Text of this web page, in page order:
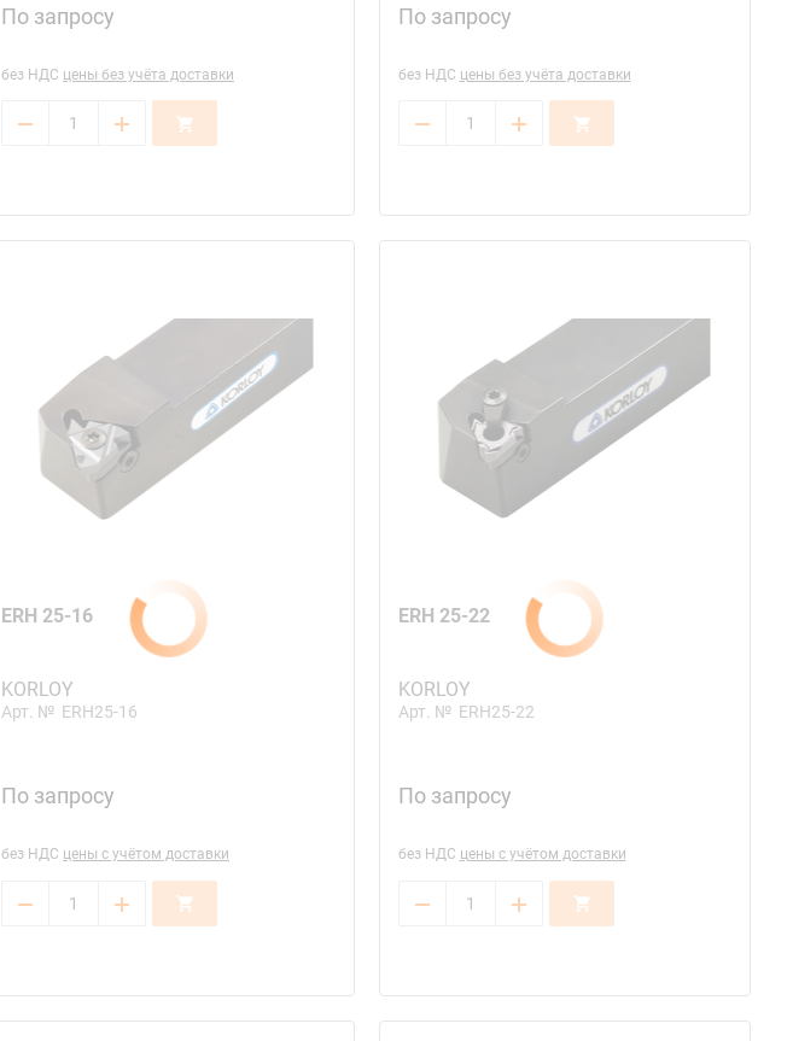
По запросу
без НДС цены без учёта доставки
По запросу
без НДС цены без учёта доставки
ERH 25-16
KORLOY
Арт. № ERH25-16
По запросу
без НДС цены с учётом доставки
ERH 25-22
KORLOY
Арт. № ERH25-22
По запросу
без НДС цены с учётом доставки